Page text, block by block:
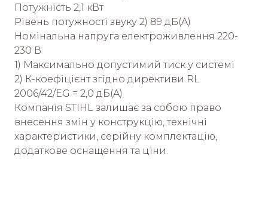
Потужність 2,1 кВт
Рівень потужності звуку 2) 89 дБ(A)
Номінальна напруга електроживлення 220-
230 В
1) Максимально допустимий тиск у системі
2) К-коефіцієнт згідно директиви RL
2006/42/EG = 2,0 дБ(A)
Компанія STIHL залишає за собою право
внесення змін у конструкцію, технічні
характеристики, серійну комплектацію,
додаткове оснащення та ціни.